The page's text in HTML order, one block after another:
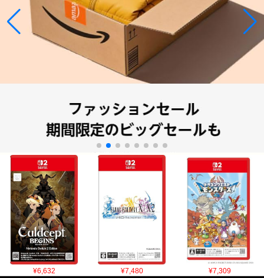
¥6,632 ¥7,480 ¥7,309